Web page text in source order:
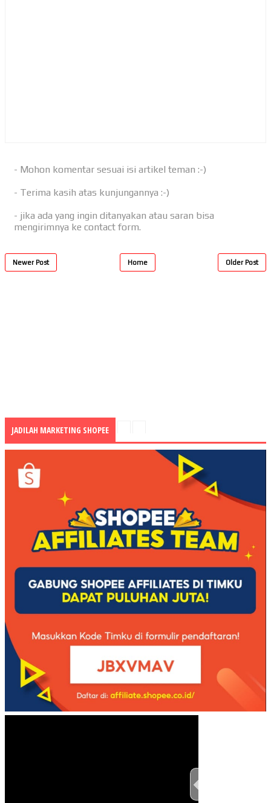
- Mohon komentar sesuai isi artikel teman :-)
- Terima kasih atas kunjungannya :-)
- jika ada yang ingin ditanyakan atau saran bisa
mengirimnya ke contact form.
Newer Post Older Post
Home
JADILAH MARKETING SHOPEE